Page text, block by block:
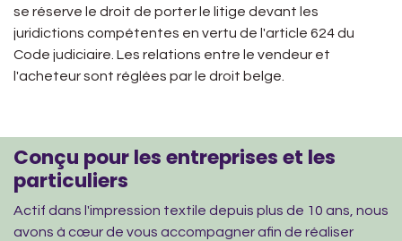
se réserve le droit de porter le litige devant les
juridictions compétentes en vertu de l'article 624 du
Code judiciaire. Les relations entre le vendeur et
l'acheteur sont réglées par le droit belge.
Conçu pour les entreprises et les
particuliers
Actif dans l'impression textile depuis plus de 10 ans, nous
avons à cœur de vous accompagner afin de réaliser